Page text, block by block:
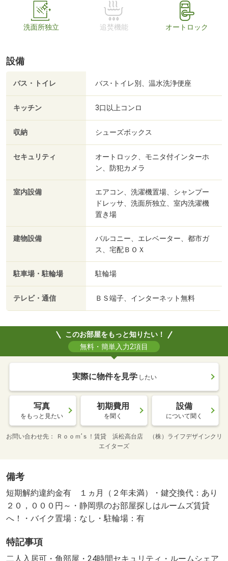
洗面所独立 追焚機能 オートロック
設備
バス・トイレ バス･トイレ別、温水洗浄便座
キッチン 3口以上コンロ
収納 シューズボックス
セキュリティ
オートロック、モニタ付インターホ
ン、防犯カメラ
室内設備
エアコン、洗濯機置場、シャンプー
ドレッサ、洗面所独立、室内洗濯機
置き場
建物設備
バルコニー、エレベーター、都市ガ
ス、宅配ＢＯＸ
駐車場・駐輪場 駐輪場
テレビ・通信 ＢＳ端子、インターネット無料
このお部屋をもっと知りたい！
無料・簡単入力2項目
実際に物件を見学 したい
写真
をもっと見たい
初期費用
を聞く
設備
について聞く
お問い合わせ先
Ｒｏｏｍ’ｓ！賃貸 浜松高台店 （株）ライフデザインクリ
エイターズ
備考
短期解約違約金有 １ヵ月（２年未満）・鍵交換代：あり
２０，０００円～・静岡県のお部屋探しはルームズ賃貸
へ！・バイク置場：なし・駐輪場：有
特記事項
二人入居可・角部屋・24時間セキュリティ・ルームシェア